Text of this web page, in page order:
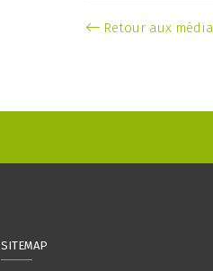
Retour aux
SITEMAP